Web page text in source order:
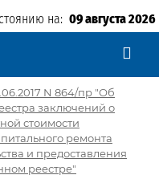
на: 09 августа 2026
N 864/пр "Об
заключений о
стоимости
ремонта
и предоставления
реестре"